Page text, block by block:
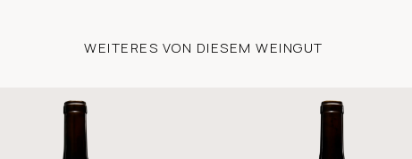
WEITERES VON DIESEM WEINGUT